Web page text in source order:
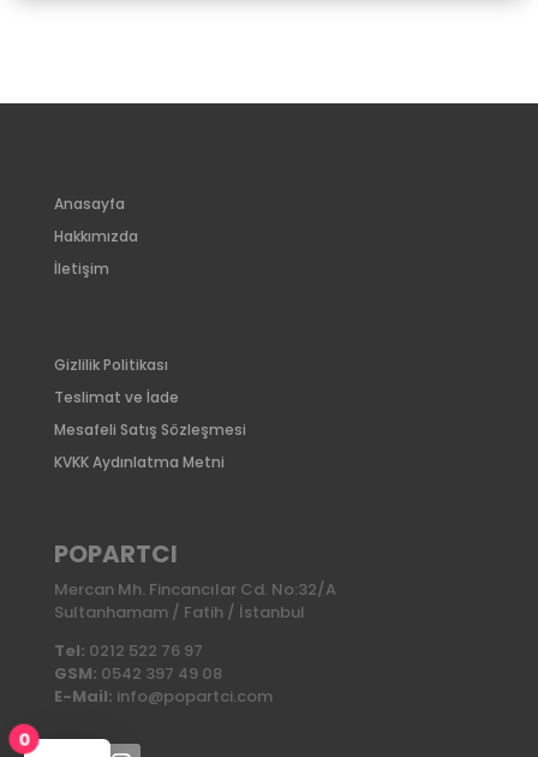
Anasayfa
Hakkımızda
İletişim
Gizlilik Politikası
Teslimat ve İade
Mesafeli Satış Sözleşmesi
KVKK Aydınlatma Metni
POPARTCI
Mercan Mh. Fincancılar Cd. No:32/A
Sultanhamam / Fatih / İstanbul
Tel: 0212 522 76 97
GSM: 0542 397 49 08
E-Mail: info@popartci.com
0